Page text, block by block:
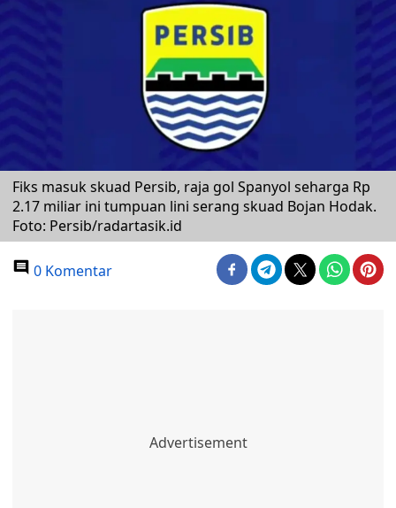
Fiks masuk skuad Persib, raja gol Spanyol seharga Rp
2.17 miliar ini tumpuan lini serang skuad Bojan Hodak.
Foto: Persib/radartasik.id
0 Komentar